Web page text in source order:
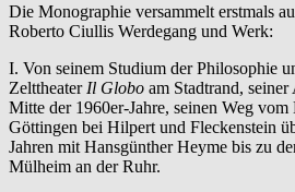
Die Monographie versammelt erstmals
Roberto Ciullis Werdegang und Werk:
I. Von seinem Studium der Philosophie
Zelttheater Il Globo am Stadtrand,
Mitte der 1960er-Jahre, seinen Weg vom
Göttingen bei Hilpert und Fleckenstein
Jahren mit Hansgünther Heyme bis zu
Mülheim an der Ruhr.